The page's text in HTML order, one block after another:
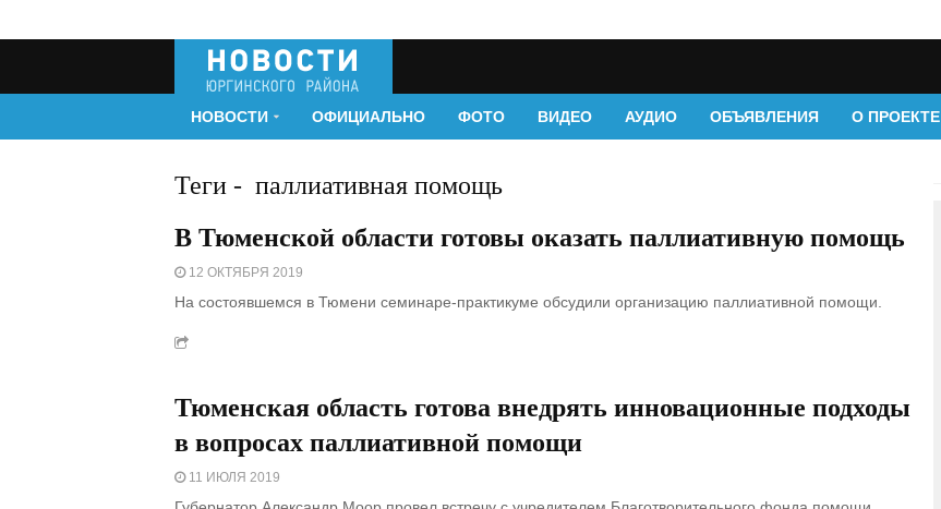
НОВОСТИ ОФИЦИАЛЬНО ФОТО ВИДЕО АУДИО ОБЪЯВЛЕНИЯ О ПРОЕКТЕ
Теги - паллиативная помощь
В Тюменской области готовы оказать паллиативную помощь
12 ОКТЯБРЯ 2019
На состоявшемся в Тюмени семинаре-практикуме обсудили организацию паллиативной помощи.
Тюменская область готова внедрять инновационные подходы
в вопросах паллиативной помощи
11 ИЮЛЯ 2019